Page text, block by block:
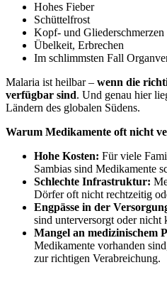
Hohes Fieber
Schüttelfrost
Kopf- und Gliederschmerzen
Übelkeit, Erbrechen
Im schlimmsten Fall
Malaria ist heilbar – wenn die
verfügbar sind. Und genau hier
Ländern des globalen Südens.
Warum Medikamente oft nicht
Hohe Kosten: Für viele
Sambias sind Medikamente
Schlechte Infrastruktur:
Dörfer oft nicht rechtzeitig
Engpässe in der
sind unterversorgt oder nicht
Mangel an medizinischem
Medikamente vorhanden
zur richtigen Verabreichung.